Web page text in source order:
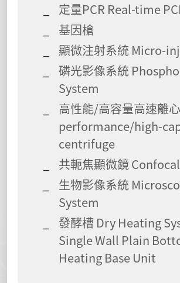
定量PCR Real-time
基因槍
顯微注射系統 Micro-
磷光影像系統
System
高性能/高容量高速離
performance/high-
centrifuge
共軛焦顯微鏡
生物影像系統
System
發酵槽 Dry Heating
Single Wall Plain
Heating Base Unit